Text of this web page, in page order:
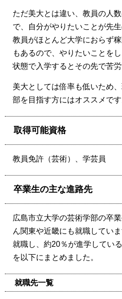
ただ美大とは違い、教員の人
で、自分がやりたいことが先
教員がほとんど大学におらず
もあるので、やりたいことを
状態で入学するとその先で苦
美大としては倍率も低いため
部を目指す方にはオススメです
取得可能資格
教員免許（芸術）、学芸員
卒業生の主な進路先
広島市立大学の芸術学部の卒
ん関東や近畿にも就職してい
就職し、約20％が進学してい
を以下にまとめました。
就職先一覧